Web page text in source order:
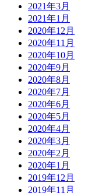
2021年3月
2021年1月
2020年12月
2020年11月
2020年10月
2020年9月
2020年8月
2020年7月
2020年6月
2020年5月
2020年4月
2020年3月
2020年2月
2020年1月
2019年12月
2019年11月